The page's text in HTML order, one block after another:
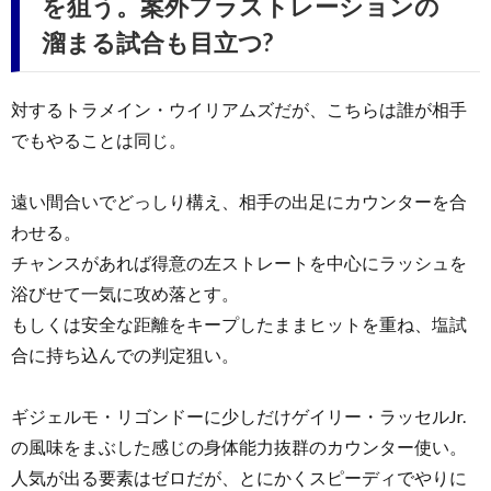
溜まる試合も目立つ?
対するトラメイン・ウイリアムズだが、こちらは誰が相手
でもやることは同じ。
遠い間合いでどっしり構え、相手の出足にカウンターを合
わせる。
チャンスがあれば得意の左ストレートを中心にラッシュを
浴びせて一気に攻め落とす。
もしくは安全な距離をキープしたままヒットを重ね、塩試
合に持ち込んでの判定狙い。
ギジェルモ・リゴンドーに少しだけゲイリー・ラッセルJr.
の風味をまぶした感じの身体能力抜群のカウンター使い。
人気が出る要素はゼロだが、とにかくスピーディでやりに